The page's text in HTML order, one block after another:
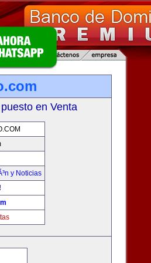
en Venta
y Noticias